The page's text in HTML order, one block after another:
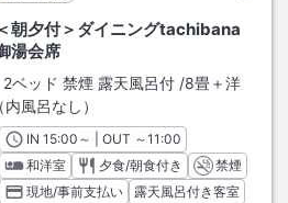
朝夕付＞ダイニングtachibana
湯会席
ベッド 禁煙 露天風呂付 /8畳＋洋
風呂なし）
INチェックイン
15:00 ～ | OUT チェックアウト
～11:00
和洋室
夕食/朝食付き
禁煙
現地/事前支払い
露天風呂付き客室